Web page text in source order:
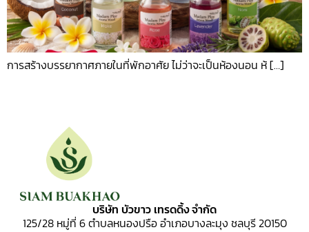
การสร้างบรรยากาศภายในที่พักอาศัย ไม่ว่าจะเป็นห้องนอน ห้ […]
บริษัท บัวขาว เทรดดิ้ง จำกัด
125/28 หมู่ที่ 6ตำบลหนองปรือ อำเภอบางละมุง ชลบุรี 20150